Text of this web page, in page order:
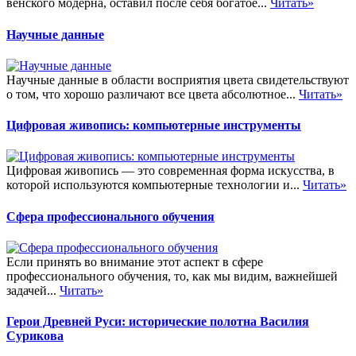
венского модерна, оставил после себя богатое... Читать»
Научные данные
Научные данные в области восприятия цвета свидетельствуют
о том, что хорошо различают все цвета абсолютное... Читать»
Цифровая живопись: компьютерные инструменты
Цифровая живопись — это современная форма искусства, в
которой используются компьютерные технологии и... Читать»
Сфера профессионального обучения
Если принять во внимание этот аспект в сфере
профессионального обучения, то, как мы видим, важнейшей
задачей... Читать»
Герои Древней Руси: исторические полотна Василия
Сурикова